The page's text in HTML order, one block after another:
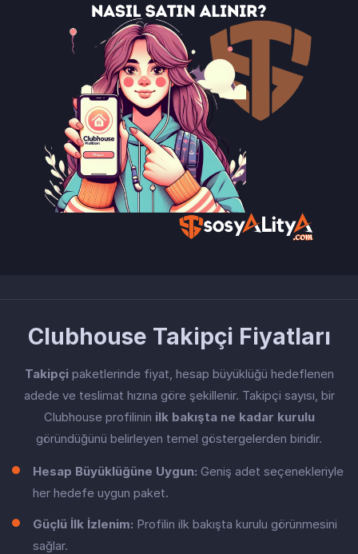
Clubhouse Takipçi Fiyatları
Takipçipaketlerinde fiyat, hesap büyüklüğü hedeflenen
adede ve teslimat hızına göre şekillenir. Takipçi sayısı, bir
Clubhouse profilinin ilk bakışta ne kadar kurulu
göründüğünü belirleyen temel göstergelerden biridir.
Hesap Büyüklüğüne Uygun: Geniş adet seçenekleriyle
her hedefe uygun paket.
Güçlü İlk İzlenim: Profilin ilk bakışta kurulu görünmesini
sağlar.